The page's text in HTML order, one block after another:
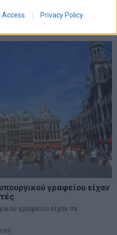
Access Privacy Policy
γραφείου είχαν
γραφείου είχαν σε